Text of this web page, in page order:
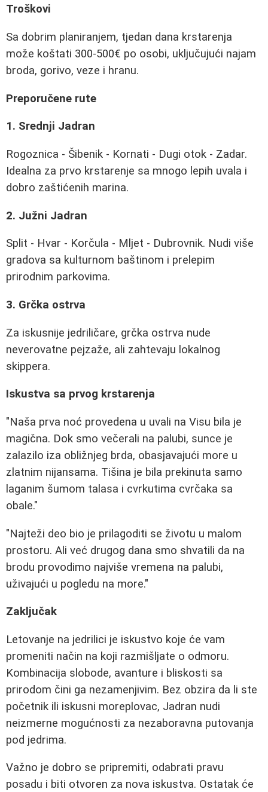
Troškovi
Sa dobrim planiranjem, tjedan dana krstarenja
može koštati 300-500€ po osobi, uključujući najam
broda, gorivo, veze i hranu.
Preporučene rute
1. Srednji Jadran
Rogoznica - Šibenik - Kornati - Dugi otok - Zadar.
Idealna za prvo krstarenje sa mnogo lepih uvala i
dobro zaštićenih marina.
2. Južni Jadran
Split - Hvar - Korčula - Mljet - Dubrovnik. Nudi više
gradova sa kulturnom baštinom i prelepim
prirodnim parkovima.
3. Grčka ostrva
Za iskusnije jedriličare, grčka ostrva nude
neverovatne pejzaže, ali zahtevaju lokalnog
skippera.
Iskustva sa prvog krstarenja
"Naša prva noć provedena u uvali na Visu bila je
magična. Dok smo večerali na palubi, sunce je
zalazilo iza obližnjeg brda, obasjavajući more u
zlatnim nijansama. Tišina je bila prekinuta samo
laganim šumom talasa i cvrkutima cvrčaka sa
obale."
"Najteži deo bio je prilagoditi se životu u malom
prostoru. Ali već drugog dana smo shvatili da na
brodu provodimo najviše vremena na palubi,
uživajući u pogledu na more."
Zaključak
Letovanje na jedrilici je iskustvo koje će vam
promeniti način na koji razmišljate o odmoru.
Kombinacija slobode, avanture i bliskosti sa
prirodom čini ga nezamenjivim. Bez obzira da li ste
početnik ili iskusni moreplovac, Jadran nudi
neizmerne mogućnosti za nezaboravna putovanja
pod jedrima.
Važno je dobro se pripremiti, odabrati pravu
posadu i biti otvoren za nova iskustva. Ostatak će